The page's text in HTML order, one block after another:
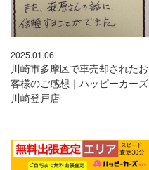
2025.01.06
川崎市多摩区で車売却されたお
客様のご感想｜ハッピーカーズ
川崎登戸店